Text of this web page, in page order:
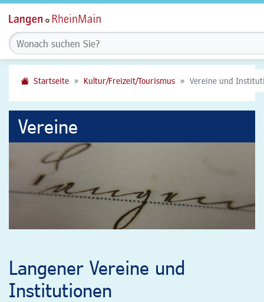
Startseite Kultur/Freizeit/Tourismus Vereine und
Vereine
Langener Vereine und
Institutionen